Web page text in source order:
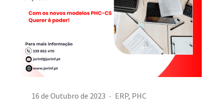
16 de Outubro de 2023 ERP, PHC